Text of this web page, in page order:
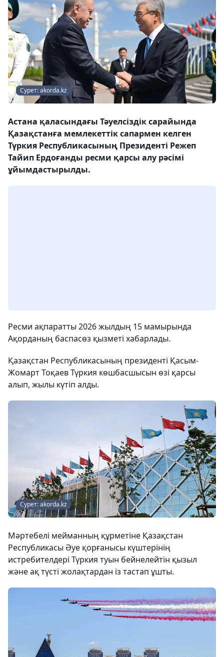
Сурет: akorda.kz
Астана қаласындағы Тәуелсіздік сарайында
Қазақстанға мемлекеттік сапармен келген
Түркия Республикасының Президенті Режеп
Тайип Ердоғанды ресми қарсы алу рәсімі
ұйымдастырылды.
Ресми ақпаратты 2026 жылдың 15 мамырында
Ақорданың баспасөз қызметі хабарлады.
Қазақстан Республикасының президенті Қасым-
Жомарт Тоқаев Түркия көшбасшысын өзі қарсы
алып, жылы күтіп алды.
Сурет: akorda.kz
Мәртебелі мейманның құрметіне Қазақстан
Республикасы Әуе қорғанысы күштерінің
истребителдері Түркия туын бейнелейтін қызыл
және ақ түсті жолақтардан із тастап ұшты.